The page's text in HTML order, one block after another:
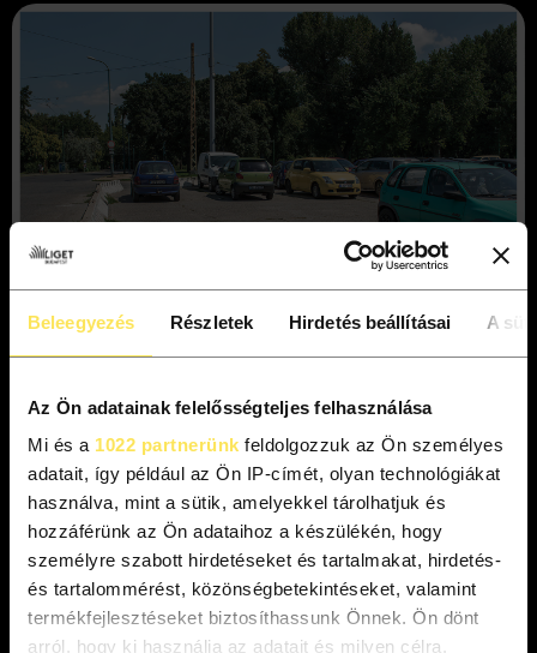
Beleegyezés Részletek Hirdetés beállításai A
Az Ön adatainak felelősségteljes felhasználása
Mi és a 1022 partnerünk feldolgozzuk az Ön személyes
adatait, így például az Ön IP-címét, olyan technológiákat
használva, mint a sütik, amelyekkel tárolhatjuk és
hozzáférünk az Ön adataihoz a készülékén, hogy
személyre szabott hirdetéseket és tartalmakat, hirdetés-
és tartalommérést, közönségbetekintéseket, valamint
termékfejlesztéseket biztosíthassunk Önnek. Ön dönt
arról, hogy ki használja az adatait és milyen célra.